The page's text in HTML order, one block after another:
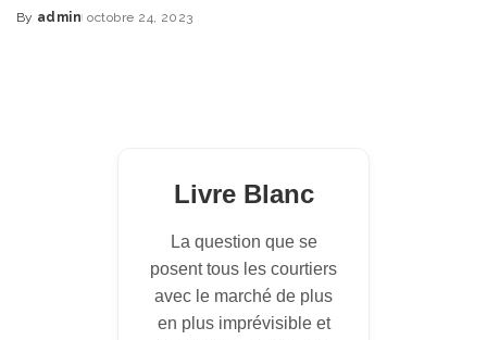
Posted
By admin octobre 24, 2023
Livre Blanc
La question que se
posent tous les courtiers
avec le marché de plus
en plus imprévisible et